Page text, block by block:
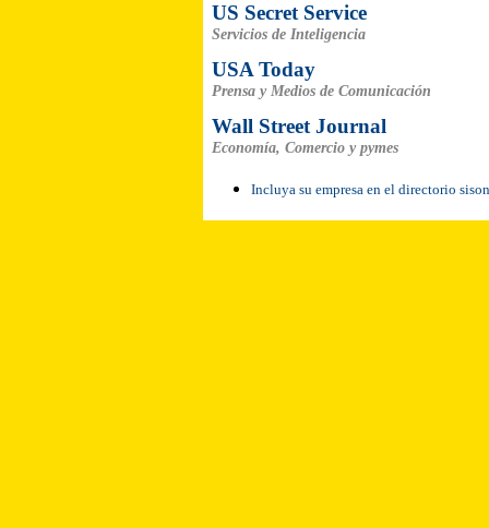
US Secret Service
Servicios de Inteligencia
USA Today
Prensa y Medios de Comunicación
Wall Street Journal
Economía, Comercio y pymes
Incluya su empresa en el directorio